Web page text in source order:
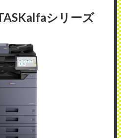
シリーズ